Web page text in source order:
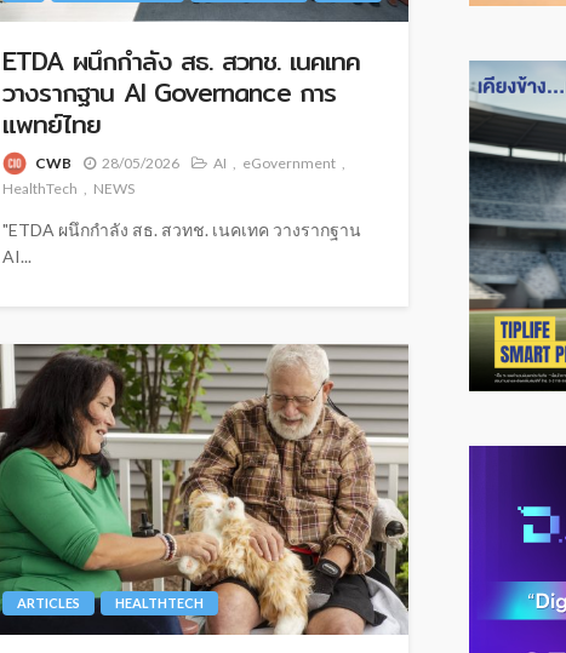
ETDA ผนึกกำลัง สธ. สวทช. เนคเทค
วางรากฐาน AI Governance การ
แพทย์ไทย
CWB 28/05/2026 AI
eGovernment
HealthTech
NEWS
"ETDA ผนึกกำลัง สธ. สวทช. เนคเทค วางรากฐาน
AI...
ARTICLES HEALTHTECH